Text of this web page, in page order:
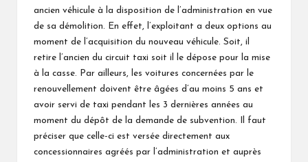
ancien véhicule à la disposition de l’administration en vue
de sa démolition. En effet, l’exploitant a deux options au
moment de l’acquisition du nouveau véhicule. Soit, il
retire l’ancien du circuit taxi soit il le dépose pour la mise
à la casse. Par ailleurs, les voitures concernées par le
renouvellement doivent être âgées d’au moins 5 ans et
avoir servi de taxi pendant les 3 dernières années au
moment du dépôt de la demande de subvention. Il faut
préciser que celle-ci est versée directement aux
concessionnaires agréés par l’administration et auprès